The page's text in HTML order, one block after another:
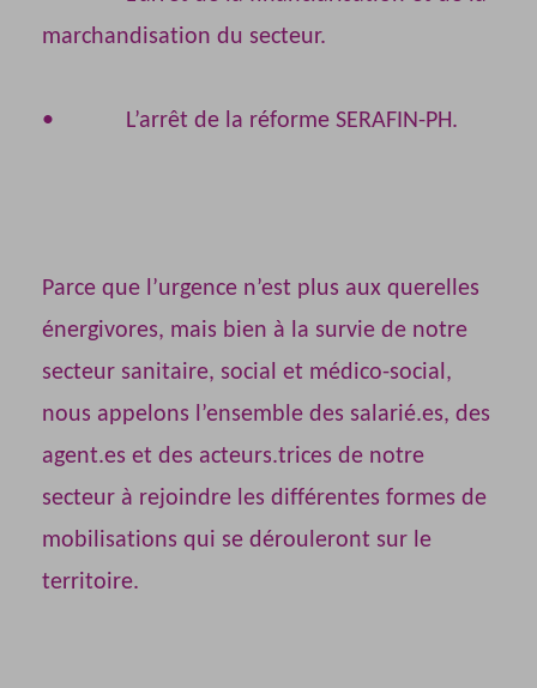
marchandisation du secteur.
• L’arrêt de la réforme SERAFIN-PH.
Parce que l’urgence n’est plus aux querelles
énergivores, mais bien à la survie de notre
secteur sanitaire, social et médico-social,
nous appelons l’ensemble des salarié.es, des
agent.es et des acteurs.trices de notre
secteur à rejoindre les différentes formes de
mobilisations qui se dérouleront sur le
territoire.